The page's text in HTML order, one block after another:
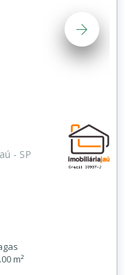
- SP
m²